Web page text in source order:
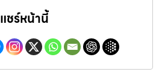
แชร์หน้านี้